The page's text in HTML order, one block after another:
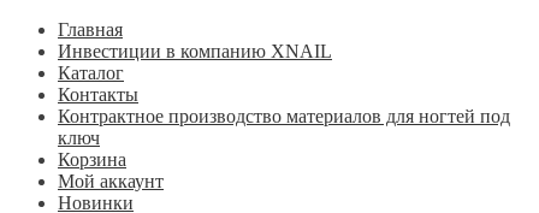
Главная
Инвестиции в компанию XNAIL
Каталог
Контакты
Контрактное производство материалов для ногтей под
ключ
Корзина
Мой аккаунт
Новинки